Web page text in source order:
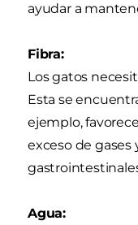
ayudar a
Fibra:
Los gatos
Esta se
ejemplo,
exceso de
Agua: